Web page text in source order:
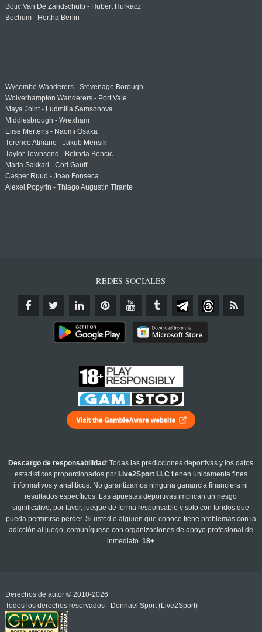
Botic Van De Zandschulp - Hubert Hurkacz
Bochum - Hertha Berlin
Wycombe Wanderers - Stevenage Borough
Wolverhampton Wanderers - Port Vale
Maya Joint - Ludmilla Samsonova
Middlesbrough - Wrexham
Elise Mertens - Naomi Osaka
Terence Atmane - Jakub Mensik
Taylor Townsend - Belinda Bencic
Maria Sakkari - Cori Gauff
Casper Ruud - Joao Fonseca
Alexei Popyrin - Thiago Augustin Tirante
REDES SOCIALES
Descargo de responsabilidad : Todas las predicciones deportivas y los datos
estadísticos proporcionados por Live2Sport LLC tienen únicamente fines
informativos y analíticos. No garantizamos ninguna ganancia financiera ni
resultados específicos. Las apuestas deportivas implican un riesgo
significativo; por favor, juegue de forma responsable y solo con fondos que
pueda permitirse perder. Si usted o alguien que conoce tiene problemas con la
adicción al juego, comuníquese con organizaciones de apoyo profesional de
inmediato.18+
Derechos de autor © 2010-2026
Todos los derechos reservados - Donnael Sport (Live2Sport)